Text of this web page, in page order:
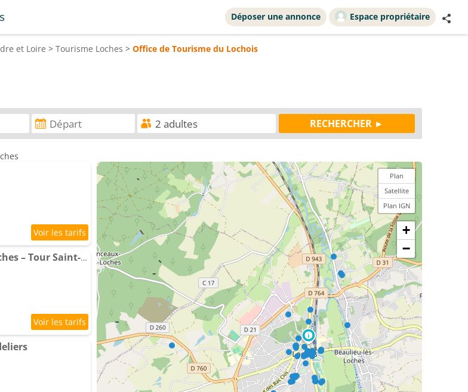
Déposer une annonce Espace propriétaire
et Loire > Tourisme Loches > Office de Tourisme du Lochois
Appartement Cœur historique de Loches – Tour Saint-Antoine
Plan
Satellite
Plan IGN
+
−